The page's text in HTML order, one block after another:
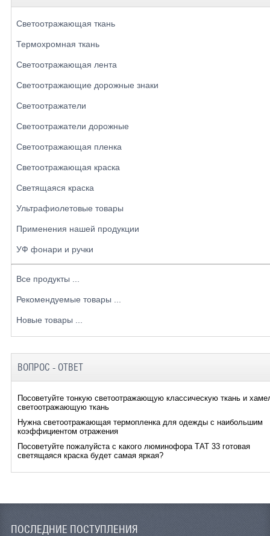
Светоотражающая ткань
Термохромная ткань
Светоотражающая лента
Светоотражающие дорожные знаки
Светоотражатели
Светоотражатели дорожные
Светоотражающая пленка
Светоотражающая краска
Светящаяся краска
Ультрафиолетовые товары
Применения нашей продукции
УФ фонари и ручки
Все продукты ...
Рекомендуемые товары ...
Новые товары ...
ВОПРОС - ОТВЕТ
Посоветуйте тонкую светоотражающую классическую ткань и
светоотражающую ткань
Нужна светоотражающая термопленка для одежды с наибольшим
коэффициентом отражения
Посоветуйте пожалуйста с какого люминофора ТАТ 33 готовая
светящаяся краска будет самая яркая?
ПОСЛЕДНИЕ ПОСТУПЛЕНИЯ